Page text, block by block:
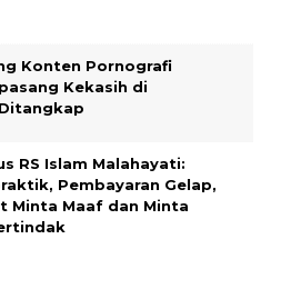
Konten Pornografi
Kekasih di
RS Islam Malahayati:
Pembayaran Gelap,
Minta Maaf dan Minta